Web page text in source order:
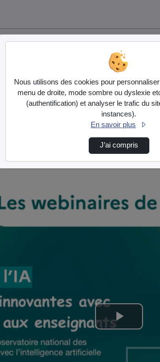
Lire
la
Nous utilisons des cookies pour
menu de droite, mode sombre ou dyslexie
(authentification) et analyser le trafic du
instances).
En savoir plus
J’ai compris